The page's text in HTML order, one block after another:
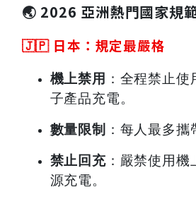
🌏 2026 亞洲熱門國家規
🇯🇵 日本：規定最嚴格
機上禁用 ：全程禁止
子產品充電。
數量限制 ：每人最多攜
禁止回充：嚴禁使用機
源充電。